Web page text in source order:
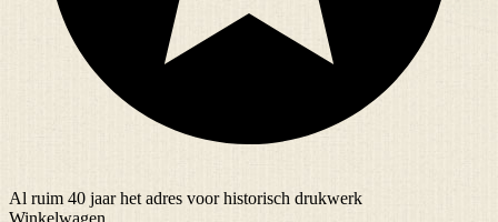
Al ruim 40 jaarhet adres voor historisch drukwerk
Winkelwagen